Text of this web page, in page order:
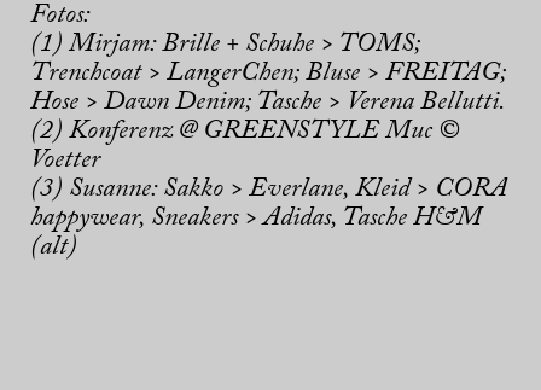
Fotos:
(1) Mirjam: Brille + Schuhe > TOMS;
Trenchcoat > LangerChen; Bluse > FREITAG;
Hose > Dawn Denim; Tasche > Verena Bellutti.
(2) Konferenz @ GREENSTYLE Muc ©
Voetter
(3) Susanne: Sakko > Everlane, Kleid > CORA
happywear, Sneakers > Adidas, Tasche H&M
(alt)